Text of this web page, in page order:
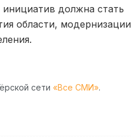
должна стать
области, модернизации
сети «Все СМИ».